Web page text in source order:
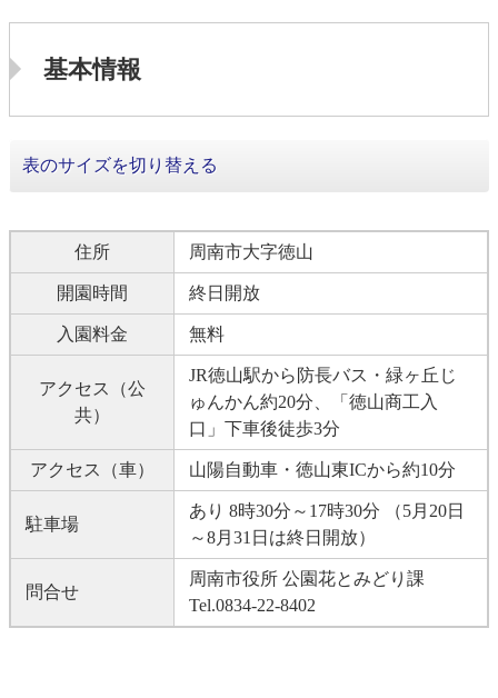
基本情報
表のサイズを切り替える
住所 周南市大字徳山
開園時間 終日開放
入園料金 無料
アクセス（公
共）
JR徳山駅から防長バス・緑ヶ丘じ
ゅんかん約20分、「徳山商工入
口」下車後徒歩3分
アクセス（車） 山陽自動車・徳山東ICから約10分
駐車場
あり 8時30分～17時30分 （5月20日
～8月31日は終日開放）
問合せ
周南市役所 公園花とみどり課
Tel.0834-22-8402